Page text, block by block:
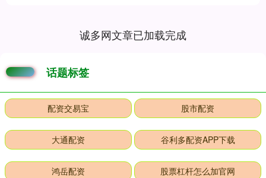
诚多网文章已加载完成
话题标签
配资交易宝 股市配资
大通配资 谷利多配资APP下载
鸿岳配资 股票杠杆怎么加官网